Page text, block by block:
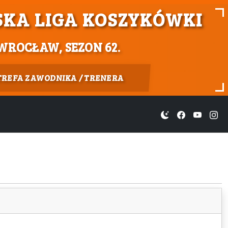
LIGA KOSZYKÓWKI
SEZON 62.
ZAWODNIKA / TRENERA